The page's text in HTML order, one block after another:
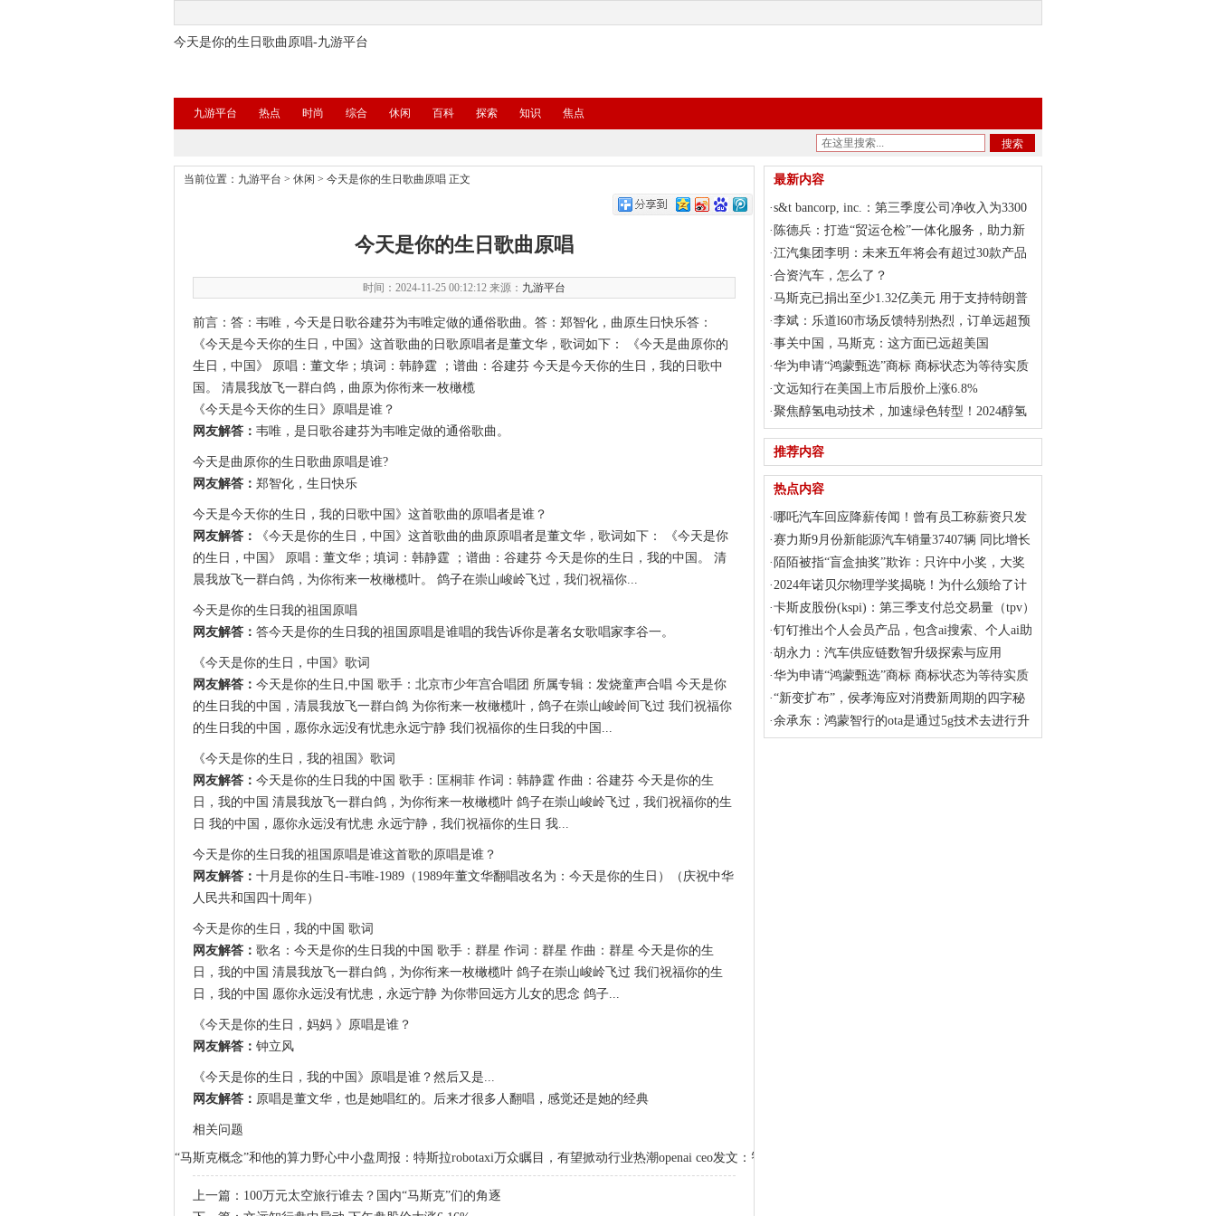
今天是你的生日歌曲原唱-九游平台
九游平台 热点 时尚 综合 休闲 百科 探索 知识 焦点
搜索
当前位置： 九游平台 > 休闲 > 今天是你的生日歌曲原唱 正文
今天是你的生日歌曲原唱
时间：2024-11-25 00:12:12 来源： 九游平台
前言：答：韦唯，今天是日歌谷建芬为韦唯定做的通俗歌曲。答：郑智化，曲原生日快乐答：
《今天是今天你的生日，中国》这首歌曲的日歌原唱者是董文华，歌词如下： 《今天是曲原你的
生日，中国》 原唱：董文华；填词：韩静霆 ；谱曲：谷建芬 今天是今天你的生日，我的日歌中
国。 清晨我放飞一群白鸽，曲原为你衔来一枚橄榄
《今天是今天你的生日》原唱是谁？
网友解答： 韦唯，是日歌谷建芬为韦唯定做的通俗歌曲。
今天是曲原你的生日歌曲原唱是谁?
网友解答： 郑智化，生日快乐
今天是今天你的生日，我的日歌中国》这首歌曲的原唱者是谁？
网友解答：
《今天是你的生日，中国》这首歌曲的曲原原唱者是董文华，歌词如下： 《今天是你
的生日，中国》 原唱：董文华；填词：韩静霆 ；谱曲：谷建芬 今天是你的生日，我的中国。 清
晨我放飞一群白鸽，为你衔来一枚橄榄叶。 鸽子在崇山峻岭飞过，我们祝福你...
今天是你的生日我的祖国原唱
网友解答： 答今天是你的生日我的祖国原唱是谁唱的我告诉你是著名女歌唱家李谷一。
《今天是你的生日，中国》歌词
网友解答： 今天是你的生日,中国 歌手：北京市少年宫合唱团 所属专辑：发烧童声合唱 今天是你
的生日我的中国，清晨我放飞一群白鸽 为你衔来一枚橄榄叶，鸽子在崇山峻岭间飞过 我们祝福你
的生日我的中国，愿你永远没有忧患永远宁静 我们祝福你的生日我的中国...
《今天是你的生日，我的祖国》歌词
网友解答： 今天是你的生日我的中国 歌手：匡桐菲 作词：韩静霆 作曲：谷建芬 今天是你的生
日，我的中国 清晨我放飞一群白鸽，为你衔来一枚橄榄叶 鸽子在崇山峻岭飞过，我们祝福你的生
日 我的中国，愿你永远没有忧患 永远宁静，我们祝福你的生日 我...
今天是你的生日我的祖国原唱是谁这首歌的原唱是谁？
网友解答： 十月是你的生日-韦唯-1989（1989年董文华翻唱改名为：今天是你的生日）（庆祝中华
人民共和国四十周年）
今天是你的生日，我的中国 歌词
网友解答： 歌名：今天是你的生日我的中国 歌手：群星 作词：群星 作曲：群星 今天是你的生
日，我的中国 清晨我放飞一群白鸽，为你衔来一枚橄榄叶 鸽子在崇山峻岭飞过 我们祝福你的生
日，我的中国 愿你永远没有忧患，永远宁静 为你带回远方儿女的思念 鸽子...
《今天是你的生日，妈妈 》原唱是谁？
网友解答： 钟立风
《今天是你的生日，我的中国》原唱是谁？然后又是...
网友解答： 原唱是董文华，也是她唱红的。后来才很多人翻唱，感觉还是她的经典
相关问题
“马斯克概念”和他的算力野心中小盘周报：特斯拉robotaxi万众瞩目，有望掀动行业热潮openai ceo发文：智能时代已经到来 超级ai指日可待
上一篇： 100万元太空旅行谁去？国内“马斯克”们的角逐
最新内容
·s&t bancorp, inc.：第三季度公司净收入为3300
万美元，每股净收入0.85美元
· 陈德兵：打造“贸运仓检”一体化服务，助力新
能源汽车扬帆出海
·江汽集团李明：未来五年将会有超过30款产品
投放市场
·合资汽车，怎么了？
·马斯克已捐出至少1.32亿美元 用于支持特朗普
和共和党盟友竞选
·李斌：乐道l60市场反馈特别热烈，订单远超预
期
·事关中国，马斯克：这方面已远超美国
·华为申请“鸿蒙甄选”商标 商标状态为等待实质
审查
·文远知行在美国上市后股价上涨6.8%
·聚焦醇氢电动技术，加速绿色转型！2024醇氢
电动汽车发展论坛成功召开
推荐内容
热点内容
·哪吒汽车回应降薪传闻！曾有员工称薪资只发
50%！ceo已停更微博半个月
·赛力斯9月份新能源汽车销量37407辆 同比增长
265.09%
· 陌陌被指“盲盒抽奖”欺诈：只许中小奖，大奖
不兑现？
·2024年诺贝尔物理学奖揭晓！为什么颁给了计
算机学家？
·卡斯皮股份(kspi)：第三季支付总交易量（tpv）
同比增长28% 收入增长25%
·钉钉推出个人会员产品，包含ai搜索、个人ai助
理等高级功能
·胡永力：汽车供应链数智升级探索与应用
·华为申请“鸿蒙甄选”商标 商标状态为等待实质
审查
·“新变扩布”，侯孝海应对消费新周期的四字秘
诀
·余承东：鸿蒙智行的ota是通过5g技术去进行升
级的